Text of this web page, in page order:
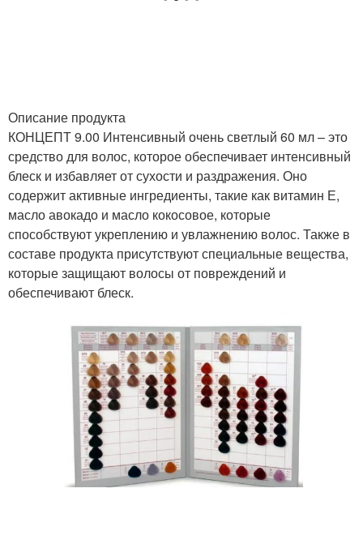
Описание продукта
КОНЦЕПТ 9.00 Интенсивный очень светлый 60 мл – это
средство для волос, которое обеспечивает интенсивный
блеск и избавляет от сухости и раздражения. Оно
содержит активные ингредиенты, такие как витамин Е,
масло авокадо и масло кокосовое, которые
способствуют укреплению и увлажнению волос. Также в
составе продукта присутствуют специальные вещества,
которые защищают волосы от повреждений и
обеспечивают блеск.